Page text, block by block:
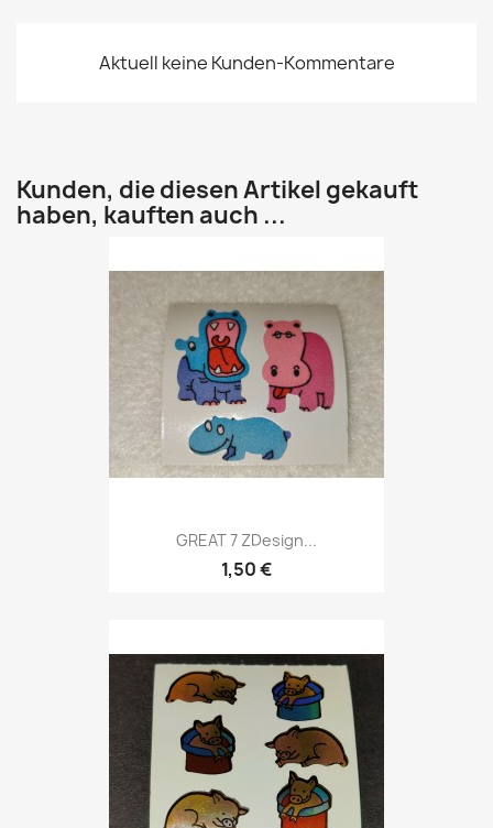
Aktuell keine Kunden-Kommentare
Kunden, die diesen Artikel gekauft
haben, kauften auch ...
GREAT 7 ZDesign...
1,50 €